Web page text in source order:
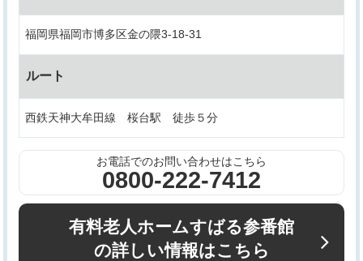
福岡県福岡市博多区金の隈3-18-31
ルート
西鉄天神大牟田線 桜台駅 徒歩５分
お電話でのお問い合わせはこちら
0800-222-7412
有料老人ホームすばる参番館
の詳しい情報はこちら